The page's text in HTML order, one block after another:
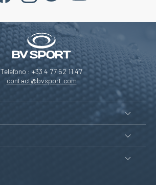
Telefono : +33 4 77 52 11 47
contact@bvsport.com